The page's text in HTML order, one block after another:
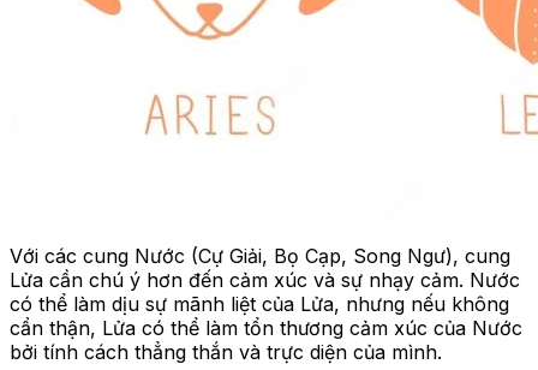
Với các cung Nước (Cự Giải, Bọ Cạp, Song Ngư), cung
Lửa cần chú ý hơn đến cảm xúc và sự nhạy cảm. Nước
có thể làm dịu sự mãnh liệt của Lửa, nhưng nếu không
cẩn thận, Lửa có thể làm tổn thương cảm xúc của Nước
bởi tính cách thẳng thắn và trực diện của mình.